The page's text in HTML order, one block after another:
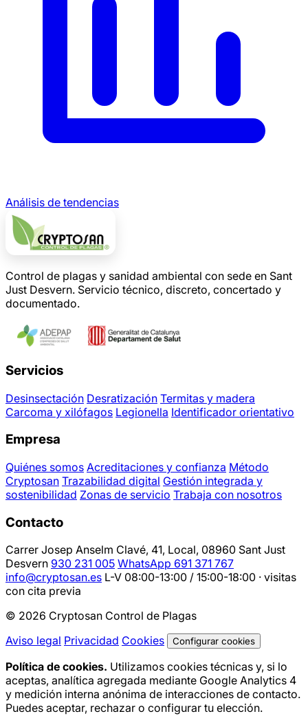
Análisis de tendencias
Control de plagas y sanidad ambiental con sede en Sant
Just Desvern. Servicio técnico, discreto, concertado y
documentado.
Servicios
Desinsectación Desratización Termitas y madera
Carcoma y xilófagos Legionella Identificador orientativo
Empresa
Quiénes somos Acreditaciones y confianza Método
Cryptosan Trazabilidad digital Gestión integrada y
sostenibilidad Zonas de servicio Trabaja con nosotros
Contacto
Carrer Josep Anselm Clavé, 41, Local, 08960 Sant Just
Desvern 930 231 005 WhatsApp 691 371 767
info@cryptosan.es L-V 08:00-13:00 / 15:00-18:00 · visitas
con cita previa
© 2026 Cryptosan Control de Plagas
Aviso legal Privacidad Cookies Configurar cookies
Política de cookies. Utilizamos cookies técnicas y, si lo
aceptas, analítica agregada mediante Google Analytics 4
y medición interna anónima de interacciones de contacto.
Puedes aceptar, rechazar o configurar tu elección.